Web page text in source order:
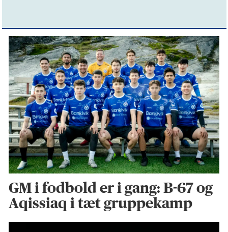
GM i fodbold er i gang: B-67 og
Aqissiaq i tæt gruppekamp